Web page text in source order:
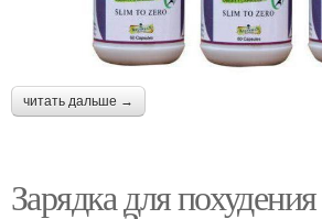
читать дальше →
Зарядка для